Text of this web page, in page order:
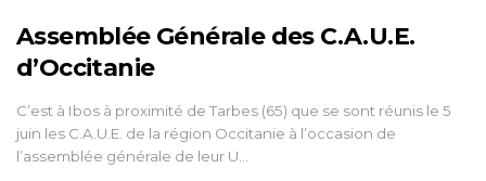
Assemblée Générale des C.A.U.E.
d’Occitanie
C’est à Ibos à proximité de Tarbes (65) que se sont réunis le 5
juin les C.A.U.E. de la région Occitanie à l’occasion de
l’assemblée générale de leur U…